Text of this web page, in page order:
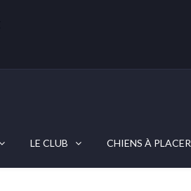
LE CLUB CHIENS À PLACER